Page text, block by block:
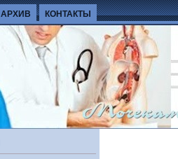
АРХИВ КОНТАКТЫ